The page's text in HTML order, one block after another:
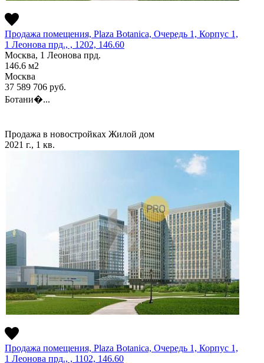
Продажа помещения, Plaza Botanica, Очередь 1, Корпус 1,
1 Леонова прд., , 1202, 146.60
Москва, 1 Леонова прд.
146.6 м2
Москва
37 589 706 руб.
Ботани�...
Продажа в новостройках Жилой дом
2021 г., 1 кв.
Продажа помещения, Plaza Botanica, Очередь 1, Корпус 1,
1 Леонова прд., , 1102, 146.60